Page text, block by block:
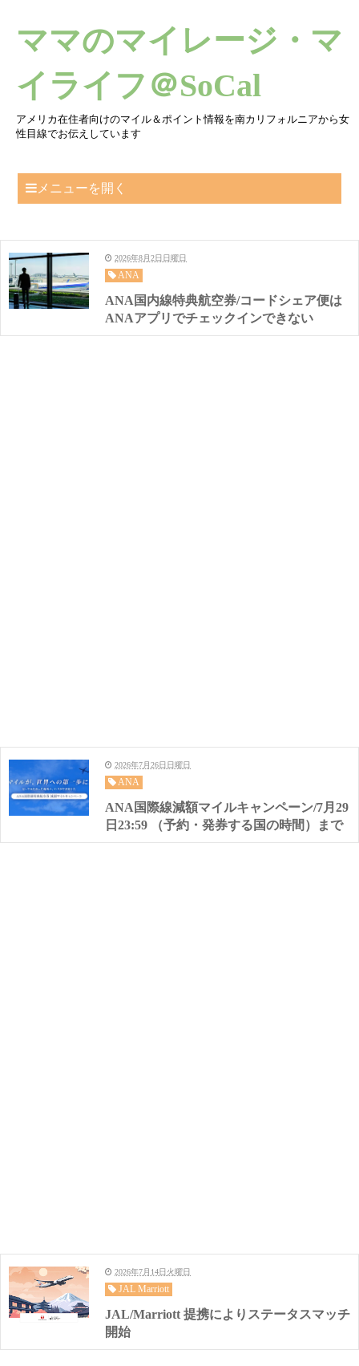
ママのマイレージ・マ
イライフ＠SoCal
アメリカ在住者向けのマイル＆ポイント情報を南カリフォルニアから女
性目線でお伝えしています
メニューを開く
2026年8月2日日曜日
ANA
ANA国内線特典航空券/コードシェア便は
ANAアプリでチェックインできない
2026年7月26日日曜日
ANA
ANA国際線減額マイルキャンペーン/7月29
日23:59 （予約・発券する国の時間）まで
2026年7月14日火曜日
JAL Marriott
JAL/Marriott 提携によりステータスマッチ
開始